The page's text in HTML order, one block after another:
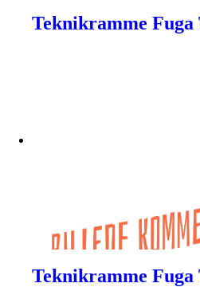
Teknikramme
Teknikramme